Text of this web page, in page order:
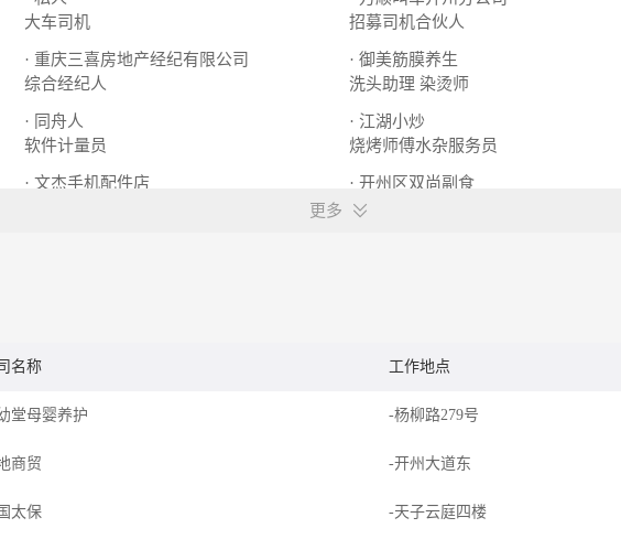
大车司机
招募司机合伙人
· 重庆三喜房地产经纪有限公司
综合经纪人
· 御美筋膜养生
洗头助理 染烫师
· 同舟人
软件计量员
· 江湖小炒
烧烤师傅水杂服务员
· 文杰手机配件店
· 开州区双尚副食
驾驶员C照B照
更多
名称 工作地点
堂母婴养护 -杨柳路279号
商贸 -开州大道东
太保 -天子云庭四楼